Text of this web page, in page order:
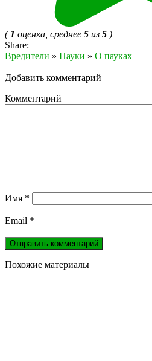
( 1 оценка, среднее 5 из 5 )
Share:
Вредители » Пауки » О пауках
Добавить комментарий
Комментарий
Имя *
Email *
Похожие материалы